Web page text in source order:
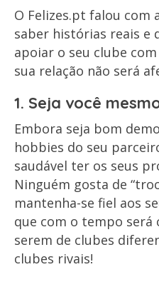
O Felizes.pt falou com
saber histórias reais e
apoiar o seu clube
sua relação não será
1. Seja você
Embora seja bom
hobbies do seu
saudável ter os seus
Ninguém gosta de
mantenha-se fiel aos
que com o tempo será
serem de clubes
clubes rivais!